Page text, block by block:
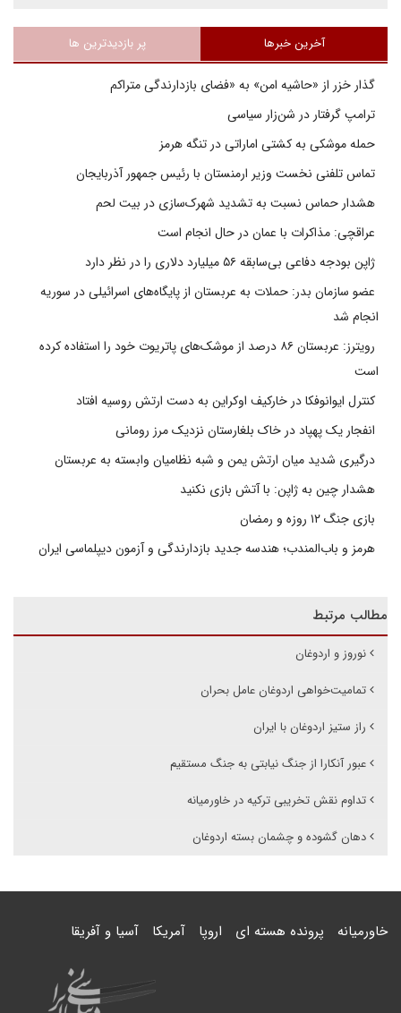
آخرین خبرها پر بازدیدترین ها
گذار خزر از «حاشیه امن» به «فضای بازدارندگی متراکم
ترامپ گرفتار در شن‌زار سیاسی
حمله موشکی به کشتی اماراتی در تنگه هرمز
تماس تلفنی نخست وزیر ارمنستان با رئیس جمهور آذربایجان
هشدار حماس نسبت به تشدید شهرک‌سازی در بیت‌ لحم
عراقچی: مذاکرات با عمان در حال انجام است
ژاپن بودجه دفاعی بی‌سابقه ۵۶ میلیارد دلاری را در نظر دارد
عضو سازمان بدر: حملات به عربستان از پایگاه‌های اسرائیلی در سوریه
انجام شد
رویترز: عربستان ۸۶ درصد از موشک‌های پاتریوت خود را استفاده کرده
است
کنترل ایوانوفکا در خارکیف اوکراین به دست ارتش روسیه افتاد
انفجار یک پهپاد در خاک بلغارستان نزدیک مرز رومانی
درگیری شدید میان ارتش یمن و شبه نظامیان وابسته به عربستان
هشدار چین به ژاپن: با آتش بازی نکنید
بازی جنگ ۱۲ روزه و رمضان
هرمز و باب‌المندب؛ هندسه جدید بازدارندگی و آزمون دیپلماسی ایران
مطالب مرتبط
نوروز و اردوغان
تمامیت‌خواهی اردوغان عامل بحران
راز ستیز اردوغان با ایران
عبور آنکارا از جنگ نیابتی به جنگ مستقیم
تداوم نقش تخریبی ترکیه در خاورمیانه
دهان گشوده و چشمان بسته اردوغان
خاورمیانه پرونده هسته ای اروپا آمریکا آسیا و آفریقا